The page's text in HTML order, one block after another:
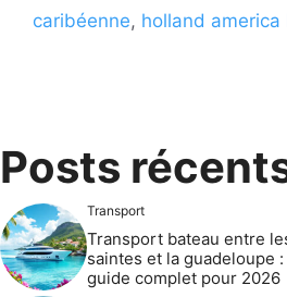
caribéenne, holland america
Posts
Transport
Transport bateau entre
saintes et la guadeloupe :
guide complet pour 2026